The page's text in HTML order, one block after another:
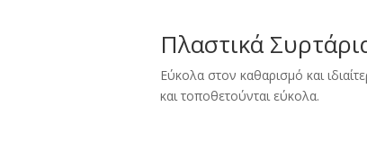
Πλαστικά
Εύκολα στον καθαρισμό και
και τοποθετούνται εύκολα.